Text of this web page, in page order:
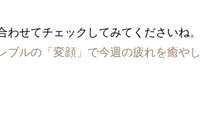
わせてチェックしてみてくださいね。
ブルの「変顔」で今週の疲れを癒やし